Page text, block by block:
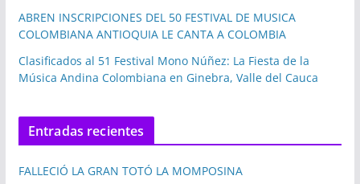
ABREN INSCRIPCIONES DEL 50 FESTIVAL DE MUSICA
COLOMBIANA ANTIOQUIA LE CANTA A COLOMBIA
Clasificados al 51 Festival Mono Núñez: La Fiesta de la
Música Andina Colombiana en Ginebra, Valle del Cauca
Entradas recientes
FALLECIÓ LA GRAN TOTÓ LA MOMPOSINA